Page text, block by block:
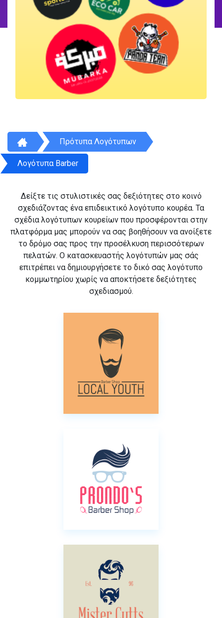
Πρότυπα Λογότυπων
Λογότυπα Barber
Δείξτε τις στυλιστικές σας δεξιότητες στο κοινό
σχεδιάζοντας ένα επιδεικτικό λογότυπο κουρέα. Τα
σχέδια λογότυπων κουρείων που προσφέρονται στην
πλατφόρμα μας μπορούν να σας βοηθήσουν να ανοίξετε
το δρόμο σας προς την προσέλκυση περισσότερων
πελατών. Ο κατασκευαστής λογότυπών μας σάς
επιτρέπει να δημιουργήσετε το δικό σας λογότυπο
κομμωτηρίου χωρίς να αποκτήσετε δεξιότητες
σχεδιασμού.